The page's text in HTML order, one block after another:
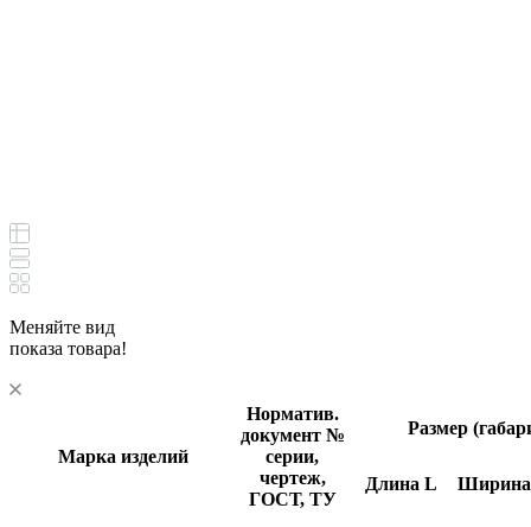
Меняйте вид
показа товара!
Марка изделий
Норматив.
документ №
серии,
чертеж,
ГОСТ, ТУ
Размер
Длина L